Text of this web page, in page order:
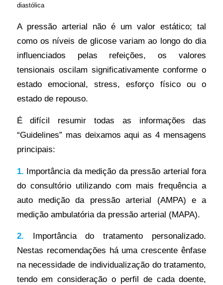
diastólica
A pressão arterial não é um valor estático; tal
como os níveis de glicose variam ao longo do dia
influenciados pelas refeições, os valores
tensionais oscilam significativamente conforme o
estado emocional, stress, esforço físico ou o
estado de repouso.
É difícil resumir todas as informações das
“Guidelines” mas deixamos aqui as 4 mensagens
principais:
1. Importância da medição da pressão arterial fora
do consultório utilizando com mais frequência a
auto medição da pressão arterial (AMPA) e a
medição ambulatória da pressão arterial (MAPA).
2. Importância do tratamento personalizado.
Nestas recomendações há uma crescente ênfase
na necessidade de individualização do tratamento,
tendo em consideração o perfil de cada doente,